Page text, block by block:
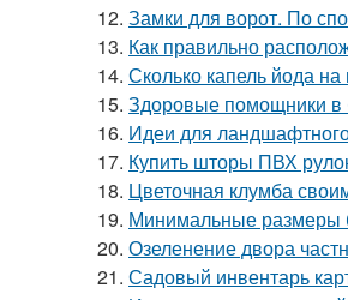
12. Замки для ворот. По
13. Как правильно
14. Сколько капель йода
15. Здоровые помощники в
16. Идеи для
17. Купить шторы ПВХ
18. Цветочная клумба
19. Минимальные размеры
20. Озеленение двора
21. Садовый инвентарь